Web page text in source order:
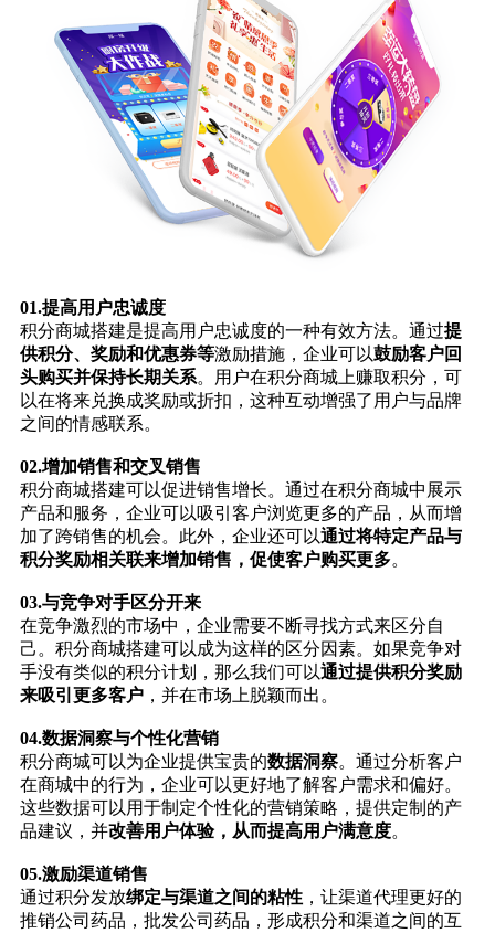
01.提高用户忠诚度
积分商城搭建是提高用户忠诚度的一种有效方法。通过提
供积分、奖励和优惠券等激励措施，企业可以鼓励客户回
头购买并保持长期关系。用户在积分商城上赚取积分，可
以在将来兑换成奖励或折扣，这种互动增强了用户与品牌
之间的情感联系。
02.增加销售和交叉销售
积分商城搭建可以促进销售增长。通过在积分商城中展示
产品和服务，企业可以吸引客户浏览更多的产品，从而增
加了跨销售的机会。此外，企业还可以通过将特定产品与
积分奖励相关联来增加销售，促使客户购买更多。
03.与竞争对手区分开来
在竞争激烈的市场中，企业需要不断寻找方式来区分自
己。积分商城搭建可以成为这样的区分因素。如果竞争对
手没有类似的积分计划，那么我们可以通过提供积分奖励
来吸引更多客户，并在市场上脱颖而出。
04.数据洞察与个性化营销
积分商城可以为企业提供宝贵的数据洞察。通过分析客户
在商城中的行为，企业可以更好地了解客户需求和偏好。
这些数据可以用于制定个性化的营销策略，提供定制的产
品建议，并改善用户体验，从而提高用户满意度。
05.激励渠道销售
通过积分发放绑定与渠道之间的粘性，让渠道代理更好的
推销公司药品，批发公司药品，形成积分和渠道之间的互